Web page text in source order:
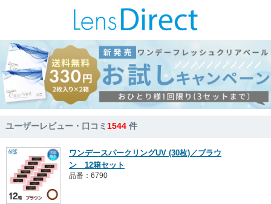
ユーザーレビュー・口コミ1544 件
ワンデースパークリングUV (30枚)／ブラウ
ン 12箱セット
品番：6790